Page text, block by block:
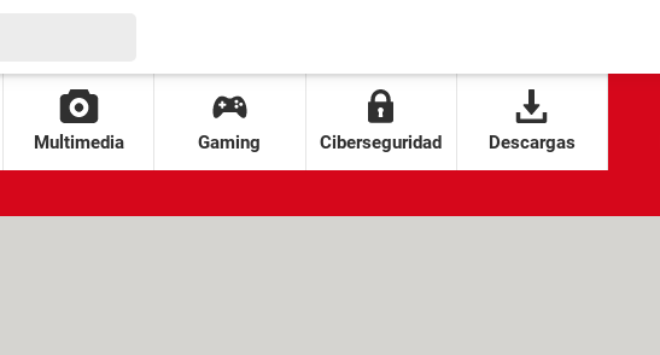
Multimedia Gaming Ciberseguridad Descargas